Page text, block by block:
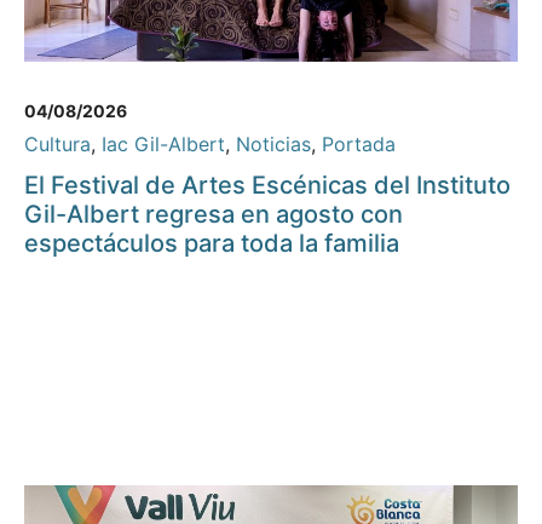
04/08/2026
Cultura, Iac Gil-Albert, Noticias, Portada
El Festival de Artes Escénicas del Instituto
Gil-Albert regresa en agosto con
espectáculos para toda la familia